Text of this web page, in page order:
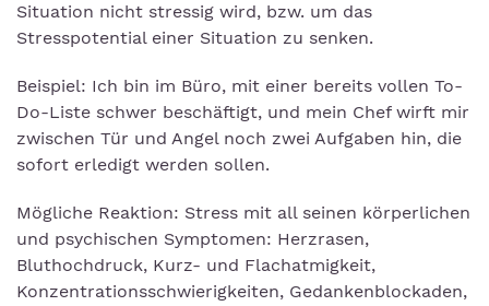
Situation nicht stressig wird, bzw. um das
Stresspotential einer Situation zu senken.
Beispiel: Ich bin im Büro, mit einer bereits vollen To-
Do-Liste schwer beschäftigt, und mein Chef wirft mir
zwischen Tür und Angel noch zwei Aufgaben hin, die
sofort erledigt werden sollen.
Mögliche Reaktion: Stress mit all seinen körperlichen
und psychischen Symptomen: Herzrasen,
Bluthochdruck, Kurz- und Flachatmigkeit,
Konzentrationsschwierigkeiten, Gedankenblockaden,